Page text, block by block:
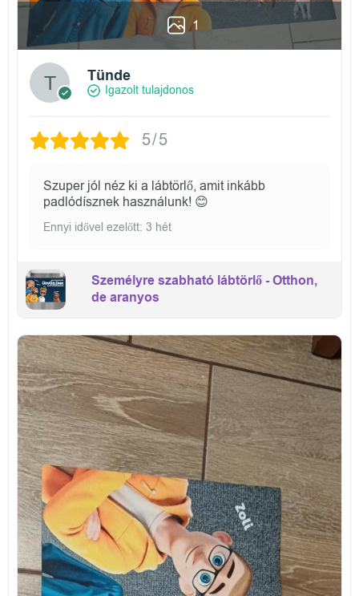
1
Tünde
Igazolt tulajdonos
5/5
Szuper jól néz ki a lábtörlő, amit inkább
padlódísznek használunk! 😊
Ennyi idővel ezelőtt: 3 hét
Személyre szabható lábtörlő - Otthon,
de aranyos